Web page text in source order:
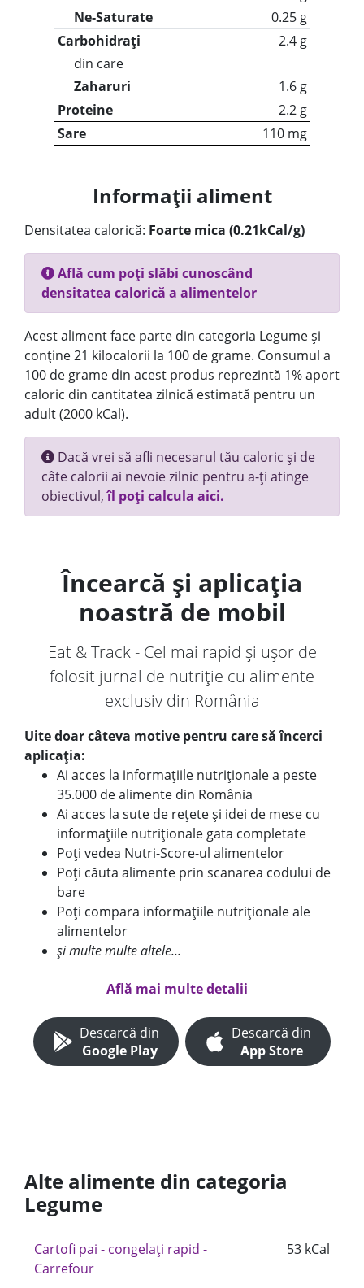
Ne-Saturate
0.25 g
Carbohidrați
2.4 g
din care
Zaharuri
1.6 g
Proteine
2.2 g
Sare
110 mg
Informații aliment
Densitatea calorică: Foarte mica (0.21kCal/g)
Află cum poți slăbi cunoscând
densitatea calorică a alimentelor
Acest aliment face parte din categoria Legume și
conține 21 kilocalorii la 100 de grame. Consumul a
100 de grame din acest produs reprezintă 1% aport
caloric din cantitatea zilnică estimată pentru un
adult (2000 kCal).
Dacă vrei să afli necesarul tău caloric și de
câte calorii ai nevoie zilnic pentru a-ți atinge
obiectivul,îl poți calcula aici.
Încearcă și aplicația
noastră de mobil
Eat & Track - Cel mai rapid și ușor de
folosit jurnal de nutriție cu alimente
exclusiv din România
Uite doar câteva motive pentru care să încerci
aplicația:
Ai acces la informațiile nutriționale a peste
35.000 de alimente din România
Ai acces la sute de rețete și idei de mese cu
informațiile nutriționale gata completate
Poți vedea Nutri-Score-ul alimentelor
Poți căuta alimente prin scanarea codului de
bare
Poți compara informațiile nutriționale ale
alimentelor
și multe multe altele...
Află mai multe detalii
Descarcă din
Google Play
Descarcă din
App Store
Alte alimente din categoria
Legume
Cartofi pai - congelați rapid -
Carrefour
53 kCal